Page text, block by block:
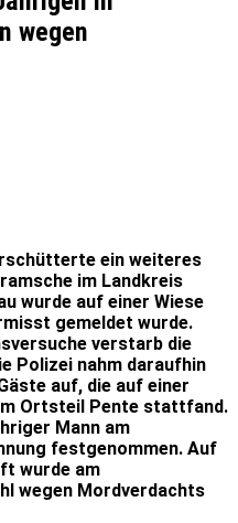
wegen
ein weiteres
im Landkreis
wurde auf einer Wiese
gemeldet wurde.
verstarb die
Polizei nahm daraufhin
auf, die auf einer
Ortsteil Pente stattfand.
Mann am
festgenommen. Auf
wurde am
wegen Mordverdachts